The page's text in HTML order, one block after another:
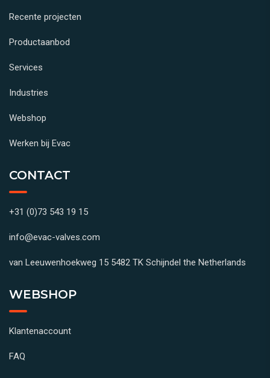
Recente projecten
Productaanbod
Services
Industries
Webshop
Werken bij Evac
CONTACT
+31 (0)73 543 19 15
info@evac-valves.com
van Leeuwenhoekweg 15 5482 TK Schijndel the Netherlands
WEBSHOP
Klantenaccount
FAQ